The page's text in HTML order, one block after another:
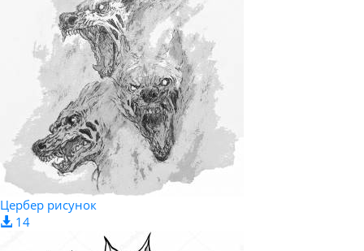
Цербер рисунок
14